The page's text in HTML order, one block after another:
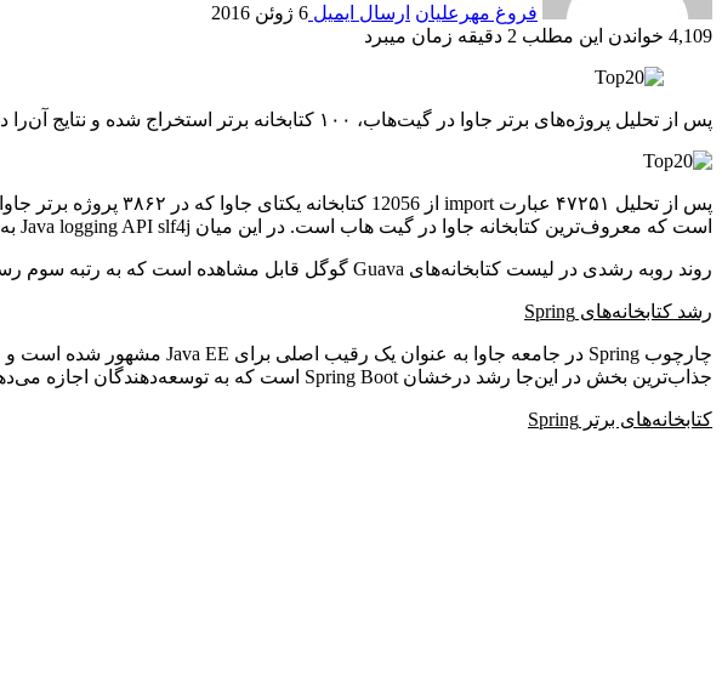
فروغ مهرعلیان ارسال ایمیل 6 ژوئن 2016
4,109 خواندن این مطلب 2 دقیقه زمان می‎برد
پس از تحلیل پروژه‌های برتر جاوا در گیت‌هاب، ۱۰۰ کتابخانه برتر استخراج شده و نتایج آن‌را در این مطلب با شما به اشتراک می‌گذاریم.
است که معروف‌ترین کتابخانه جاوا در گیت هاب است. در این میان Java logging API slf4j به جایگاه دوم رسیده و log4j رتبه چهارم را دارد.
روند روبه رشدی در لیست کتابخانه‌های Guava گوگل قابل مشاهده است که به رتبه سوم رسیده است.
رشد کتابخانه‌های Spring
جذاب‌ترین بخش در این‌جا رشد درخشان Spring Boot است که به توسعه‌دهندگان اجازه می‌دهد برنامه‌ها و سرویس‌هایی قدرت گرفته از Spring با کمترین اضافه‌کاری بسازند.
کتابخانه‌های برتر Spring